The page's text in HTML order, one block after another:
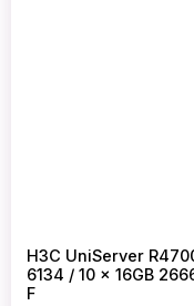
H3C UniServer
6134 / 10 x 16GB
F